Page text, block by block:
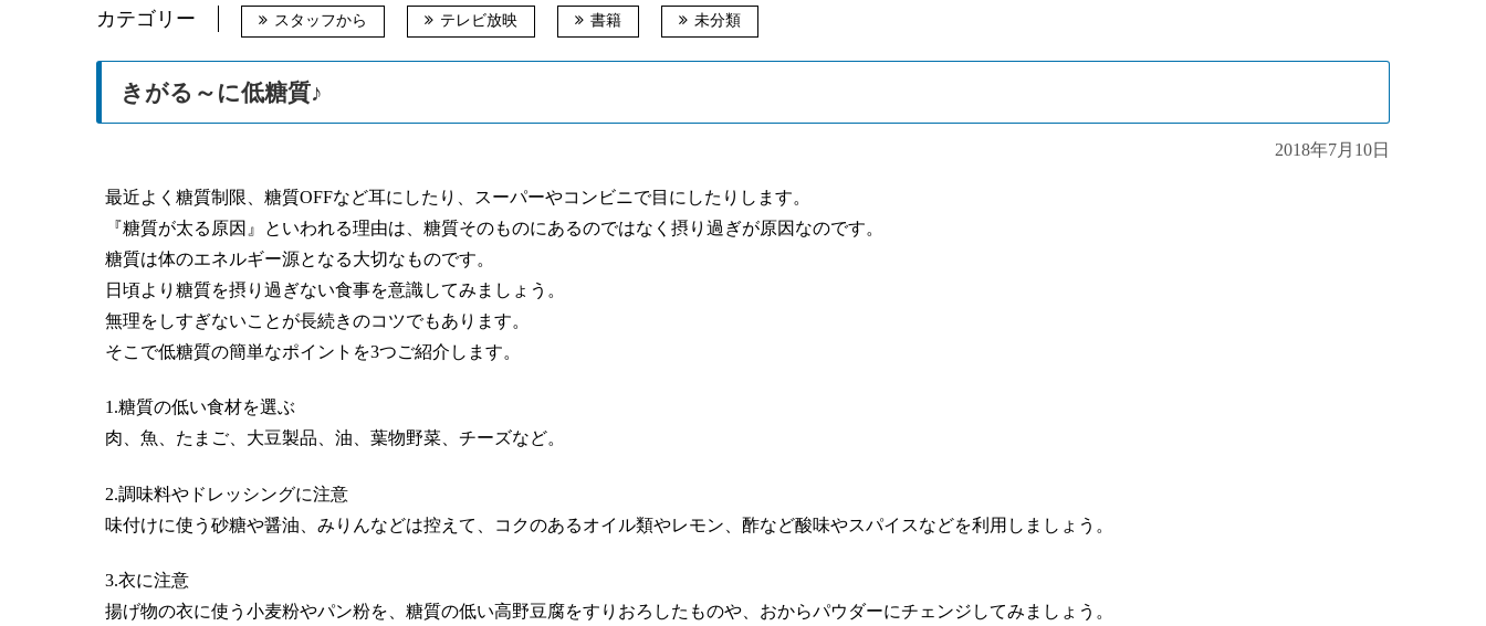
カテゴリー スタッフから テレビ放映 書籍 未分類
きがる～に低糖質♪
2018年7月10日
最近よく糖質制限、糖質OFFなど耳にしたり、スーパーやコンビニで目にしたりします。
『糖質が太る原因』といわれる理由は、糖質そのものにあるのではなく摂り過ぎが原因なのです。
糖質は体のエネルギー源となる大切なものです。
日頃より糖質を摂り過ぎない食事を意識してみましょう。
無理をしすぎないことが長続きのコツでもあります。
そこで低糖質の簡単なポイントを3つご紹介します。
1.糖質の低い食材を選ぶ
肉、魚、たまご、大豆製品、油、葉物野菜、チーズなど。
2.調味料やドレッシングに注意
味付けに使う砂糖や醤油、みりんなどは控えて、コクのあるオイル類やレモン、酢など酸味やスパイスなどを利用しましょう。
3.衣に注意
揚げ物の衣に使う小麦粉やパン粉を、糖質の低い高野豆腐をすりおろしたものや、おからパウダーにチェンジしてみましょう。